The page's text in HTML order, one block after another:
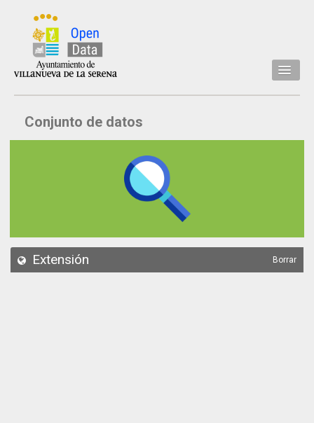
Inicio
Datos
API
Conjunto de datos
Extensión Borrar